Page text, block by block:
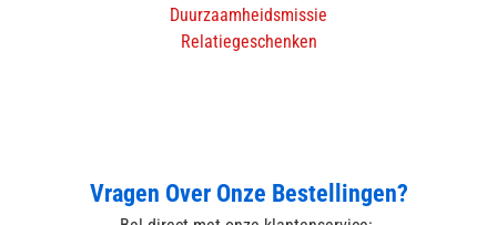
Duurzaamheidsmissie
Relatiegeschenken
Vragen Over Onze Bestellingen?